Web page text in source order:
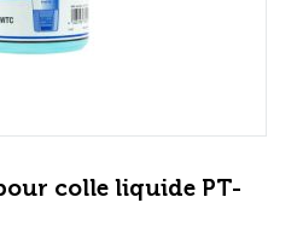
colle liquide PT-